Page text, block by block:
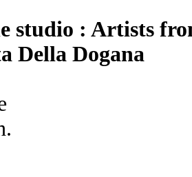
studio : Artists
Della Dogana